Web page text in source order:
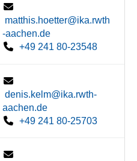
matthis.hoetter@ika.rwth
-aachen.de
+49 241 80-23548
denis.kelm@ika.rwth-
aachen.de
+49 241 80-25703